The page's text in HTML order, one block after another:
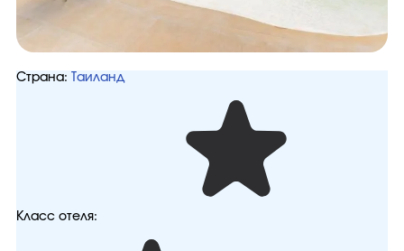
Страна: Таиланд
Класс отеля: